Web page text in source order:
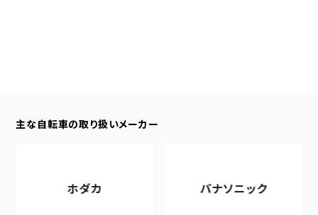
主な自転車の取り扱いメーカー
ホダカ パナソニック